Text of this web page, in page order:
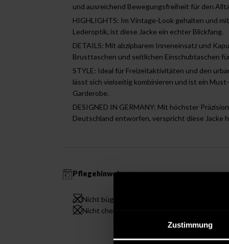
Zustimmung
und ausreichend Bewegungsfreiheit für den
HIGHLIGHTS: Im Vintage-Look gehalten und
Lederoptik, ist diese Jacke ein echter Blickfang.
DETAILS: Mit abzipbarem Inneneinsatz und
Brusttaschen und seitlichen Einschubtaschen
STYLE: Ideal für Freizeitaktivitäten und den
lässt sich vielseitig kombinieren und ist ein
Garderobe.
DESIGNED IN GERMANY: Mit höchster
Deutschland entworfen, verspricht diese Jacke
Pflegehinweise
Nicht bügeln
Nicht chemisch reinigen